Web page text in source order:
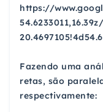
https://
Fazendo uma
retas, são
respectivamente: